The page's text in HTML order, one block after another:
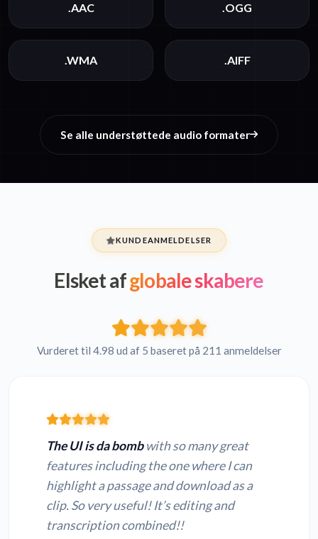
.AAC .OGG
.WMA .AIFF
Se alle understøttede audio formater
KUNDEANMELDELSER
Elsket afglobale skabere
Vurderet til 4.98 ud af 5 baseret på 211 anmeldelser
The UI is da bombwith so many great
features including the one where I can
highlight a passage and download as a
clip. So very useful! It’s editing and
transcription combined!!